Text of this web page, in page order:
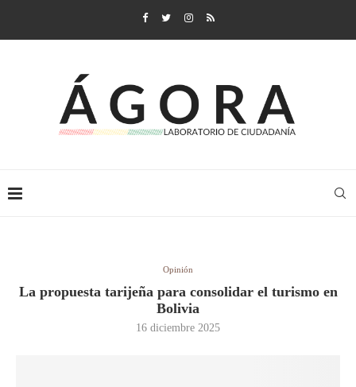
Opinión
La propuesta tarijeña para consolidar el turismo en
Bolivia
16 diciembre 2025